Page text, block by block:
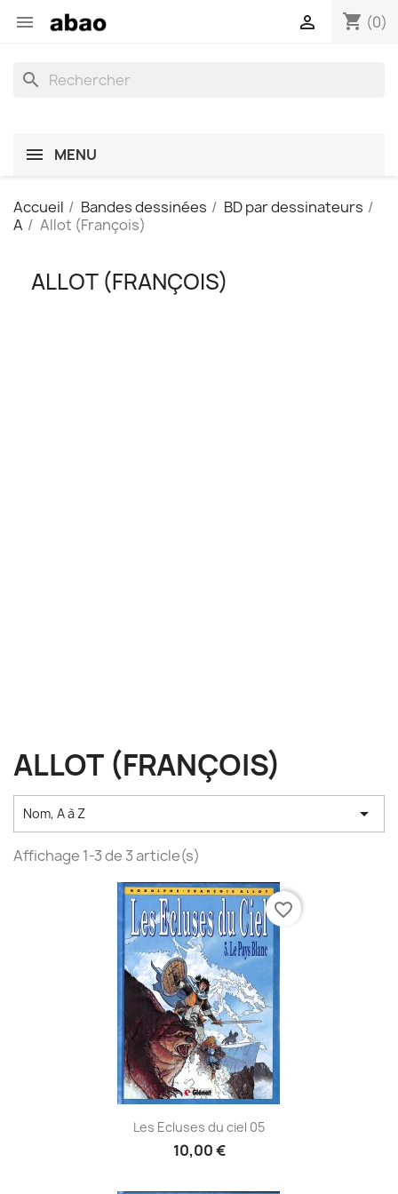
 shopping_cart (0)

search
MENU
Accueil Bandes dessinées
BD par dessinateurs
A
Allot (François)
ALLOT (FRANÇOIS)
ALLOT (FRANÇOIS)
Nom, A à Z 
Affichage 1-3 de 3 article(s)
Les Ecluses du ciel 05
10,00 €
favorite_border